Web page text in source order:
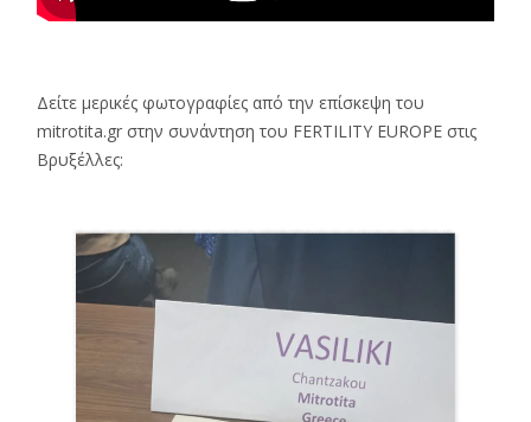
Δείτε μερικές φωτογραφίες από την επίσκεψη του
mitrotita.gr στην συνάντηση του FERTILITY EUROPE στις
Βρυξέλλες: